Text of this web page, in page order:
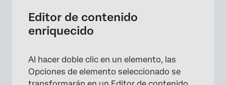
Editor de contenido
enriquecido
Al hacer doble clic en un elemento, las
Opciones de elemento seleccionado se